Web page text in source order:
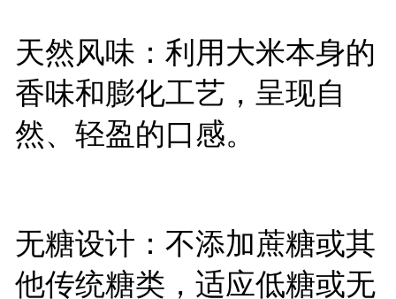
天然风味：利用大米本身的
香味和膨化工艺，呈现自
然、轻盈的口感。
无糖设计：不添加蔗糖或其
他传统糖类，适应低糖或无